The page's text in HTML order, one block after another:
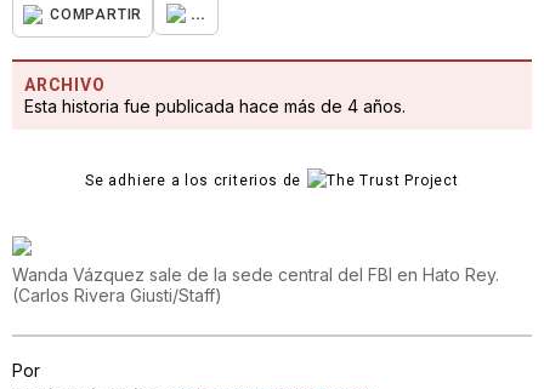
COMPARTIR ...
ARCHIVO
Esta historia fue publicada hace más de 4 años.
Se adhiere a los criterios de
Wanda Vázquez sale de la sede central del FBI en Hato Rey.
(Carlos Rivera Giusti/Staff)
Por